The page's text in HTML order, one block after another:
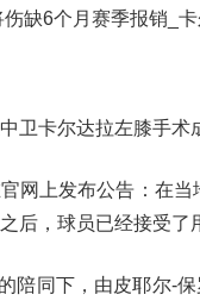
缺6个月赛季报销_
卫卡尔达拉左膝手
网上发布公告：在
后，球员已经接受
陪同下，由皮耶尔-